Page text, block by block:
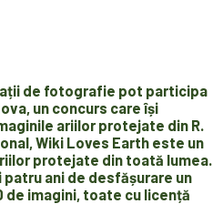
de fotografie pot participa
un concurs care își
ariilor protejate din R.
Wiki Loves Earth este un
protejate din toată lumea.
ani de desfășurare un
de imagini, toate cu licență